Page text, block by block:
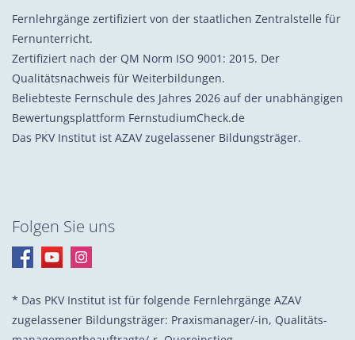
Fernlehrgänge zertifiziert von der staatlichen Zentralstelle für
Fernunterricht.
Zertifiziert nach der QM Norm ISO 9001: 2015. Der
Qualitätsnachweis für Weiterbildungen.
Beliebteste Fernschule des Jahres 2026 auf der unabhängigen
Bewertungsplattform FernstudiumCheck.de
Das PKV Institut ist AZAV zugelassener Bildungsträger.
Folgen Sie uns
* Das PKV Institut ist für folgende Fernlehrgänge AZAV
zugelassener Bildungsträger: Praxis­manager/-in, Quali­täts­